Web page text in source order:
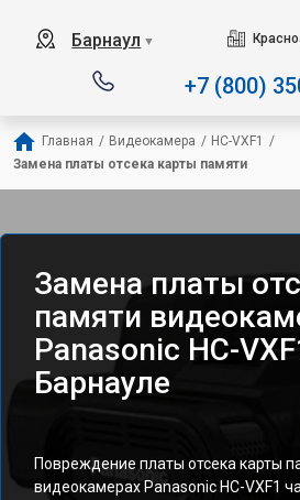
Барнаул ▼
+7 (800)
Главная / Видеокамера / HC-VXF1
/
Замена платы отсека карты памяти
Замена платы
памяти
Panasonic HC-
Барнауле
Повреждение платы отсека карты
видеокамерах Panasonic HC-VXF1